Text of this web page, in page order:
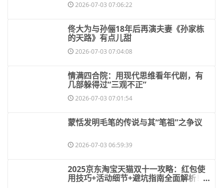
2026-07-03 07:06:22
​佟大为与孙俪18年后再演夫妻《孙家栋
的天路》有点儿甜
2026-07-03 07:04:08
​情满四合院：用现代思维看年代剧，有
几部躲得过“三观不正”
2026-07-03 07:01:54
​蒙恬发明毛笔的传说与其“笔祖”之争议
2026-07-03 06:59:39
​2025京东淘宝天猫双十一攻略：红包使
用技巧+活动细节+避坑指南全面解析！